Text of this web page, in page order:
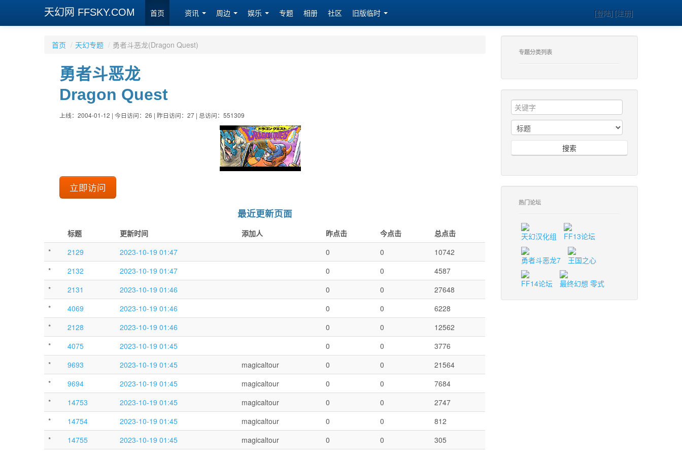
天幻网 FFSKY.COM 首页 资讯 周边 娱乐 专题 相册 社区 旧版临时 [登陆] [注册]
首页 / 天幻专题 / 勇者斗恶龙(Dragon Quest)
勇者斗恶龙
Dragon Quest
上线：2004-01-12 | 今日访问：26 | 昨日访问：27 | 总访问：551309
立即访问
最近更新页面
标题
更新时间 添加人 昨点击 今点击
总点击
*
2129 2023-10-19 01:47 0 0
10742
*
2132 2023-10-19 01:47 0 0
4587
*
2131 2023-10-19 01:46 0 0
27648
*
4069 2023-10-19 01:46 0 0
6228
*
2128 2023-10-19 01:46 0 0
12562
*
4075 2023-10-19 01:45 0 0
3776
*
9693 2023-10-19 01:45 magicaltour 0 0
21564
*
9694 2023-10-19 01:45 magicaltour 0 0
7684
*
14753 2023-10-19 01:45 magicaltour 0 0
2747
*
14754 2023-10-19 01:45 magicaltour 0 0
812
*
14755 2023-10-19 01:45 magicaltour 0 0
305
专题分类列表
搜索
热门论坛
天幻汉化组 FF13论坛
勇者斗恶龙7 王国之心
FF14论坛 最终幻想 零式